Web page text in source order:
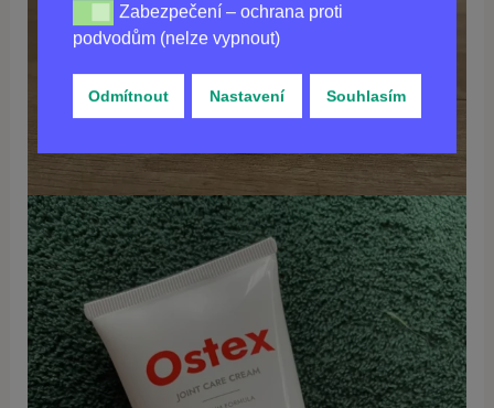
Zabezpečení – ochrana proti podvodům (nelze
Zabezpečení – ochrana proti
podvodům (nelze vypnout)
Odmítnout Nastavení Souhlasím